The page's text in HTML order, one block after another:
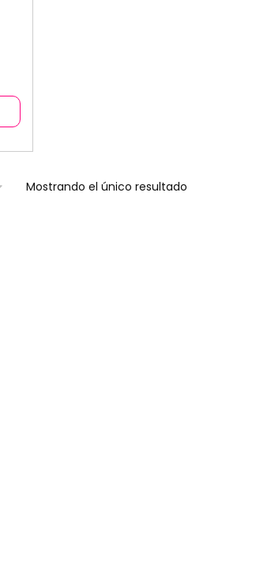
Mostrando el único resultado